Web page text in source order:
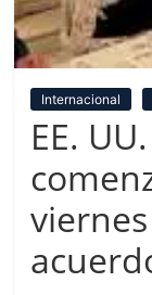
Internacional
EE.